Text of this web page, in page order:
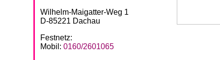
Wilhelm-Maigatter-Weg 1
D-85221 Dachau
Festnetz:
Mobil: 0160/2601065